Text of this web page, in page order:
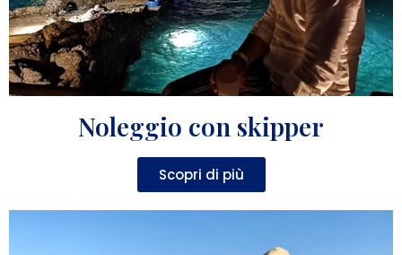
Noleggio con skipper
Scopri di più